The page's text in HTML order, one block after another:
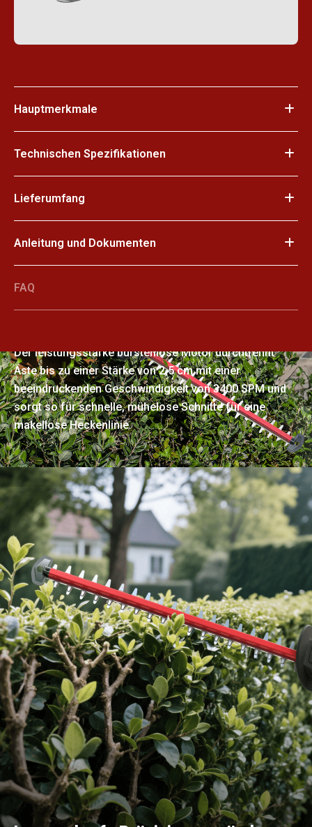
Hauptmerkmale
Technischen Spezifikationen
Lieferumfang
Anleitung und Dokumenten
FAQ
Der leistungsstarke bürstenlose Motor durchtrennt
Äste bis zu einer Stärke von 2,5 cm mit einer
beeindruckenden Geschwindigkeit von 3400 SPM und
sorgt so für schnelle, mühelose Schnitte für eine
makellose Heckenlinie.